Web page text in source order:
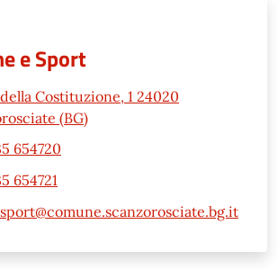
e Sport
Costituzione, 1 24020
(BG)
654720
654721